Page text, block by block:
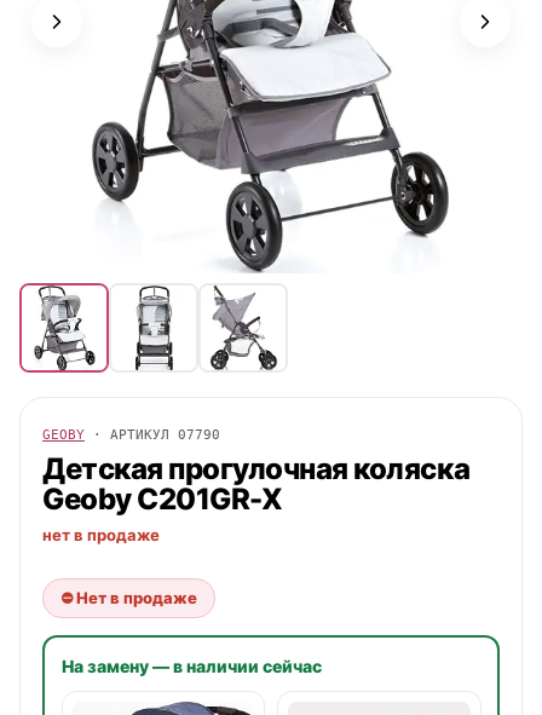
GEOBY · АРТИКУЛ 07790
Детская прогулочная коляска
GeobyC201GR-X
нет в продаже
⛔ Нет в продаже
На замену — в наличии сейчас